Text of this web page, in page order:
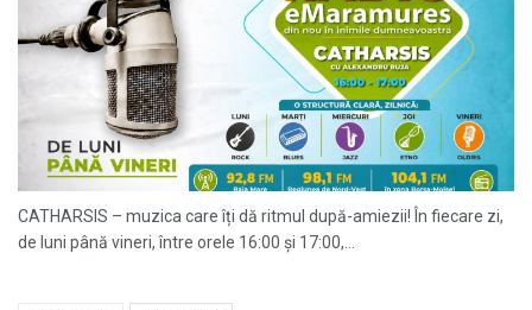
CATHARSIS – muzica care îți dă ritmul după-amiezii! În fiecare zi,
de luni până vineri, între orele 16:00 și 17:00,...